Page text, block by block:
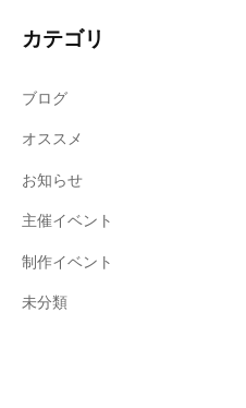
カテゴリ
ブログ
オススメ
お知らせ
主催イベント
制作イベント
未分類